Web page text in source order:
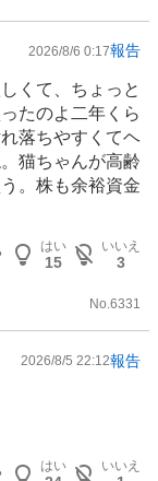
2026/8/6 0:17報告
くて、ちょっと
たのよ二年くら
落ちやすくてヘ
猫ちゃんが高齢
。株も余裕資金
はい
15
いいえ
3
No.6331
2026/8/5 22:12報告
はい いいえ